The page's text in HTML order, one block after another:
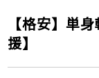
【格安】単
援】